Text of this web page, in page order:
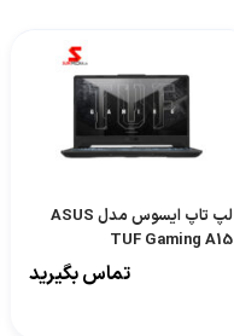
لپ تاپ ایسوس مدل ASUS
TUF Gaming A15
FA506NCR R7 7435HS
16GB 512GB RTX 3050 -
تماس بگیرید